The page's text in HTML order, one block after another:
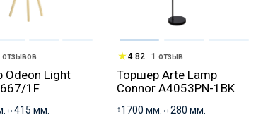
отзывов
Odeon Light
1F
↔415 мм.
4.82 1 отзыв
Торшер Arte Lamp
Connor A4053PN-1BK
↕1700 мм. ↔280 мм.